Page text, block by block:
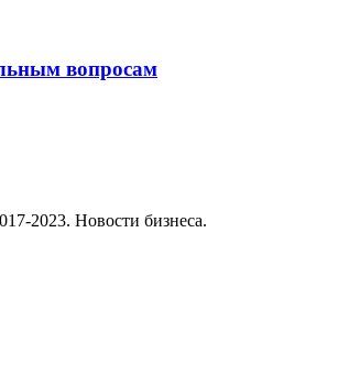
вопросам
2023. Новости бизнеса.